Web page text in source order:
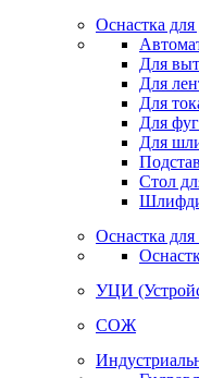
Оснастка для
Для
Для
Для
Для
Для
Стол
Оснастка
УЦИ
СОЖ